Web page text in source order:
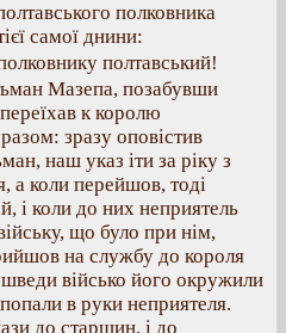
полковника
самої днини:
полтавський!
Мазепа, позабувши
к королю
зразу оповістив
наш указ іти за ріку з
а коли перейшов, тоді
і коли до них неприятель
що було при нім,
на службу до короля
військо його окружили
в руки неприятеля.
до старшин, і до